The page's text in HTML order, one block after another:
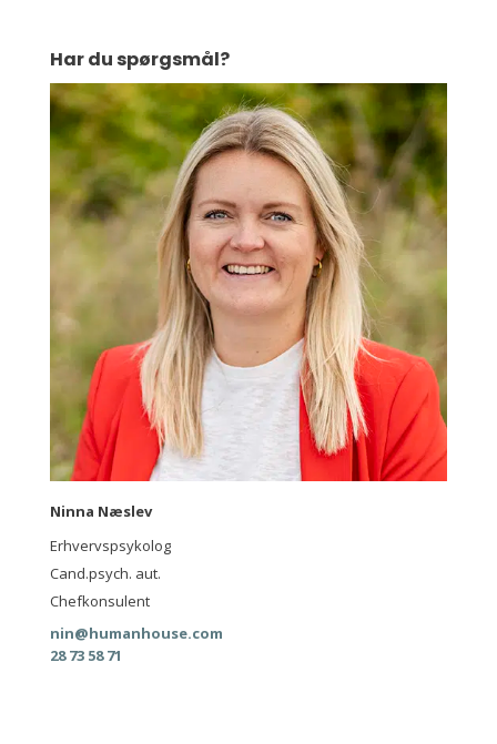
Har du spørgsmål?
Ninna Næslev
Erhvervspsykolog
Cand.psych. aut.
Chefkonsulent
nin@humanhouse.com
28 73 58 71